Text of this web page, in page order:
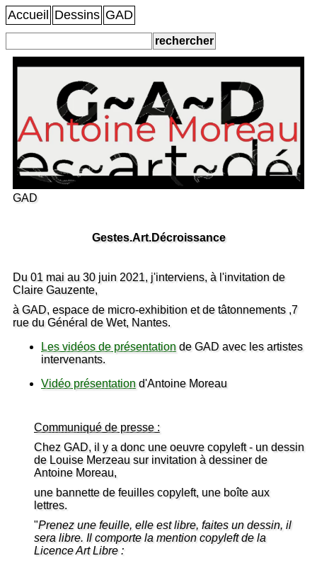
Accueil Dessins GAD
GAD
Gestes.Art.Décroissance
Du 01 mai au 30 juin 2021, j'interviens, à l'invitation de
Claire Gauzente,
à GAD, espace de micro-exhibition et de tâtonnements ,7
rue du Général de Wet, Nantes.
Les vidéos de présentation de GAD avec les artistes
intervenants.
Vidéo présentation d'Antoine Moreau
Communiqué de presse :
Chez GAD, il y a donc une oeuvre copyleft - un dessin
de Louise Merzeau sur invitation à dessiner de
Antoine Moreau,
une bannette de feuilles copyleft, une boîte aux
lettres.
"Prenez une feuille, elle est libre, faites un dessin, il
sera libre. Il comporte la mention copyleft de la
Licence Art Libre :